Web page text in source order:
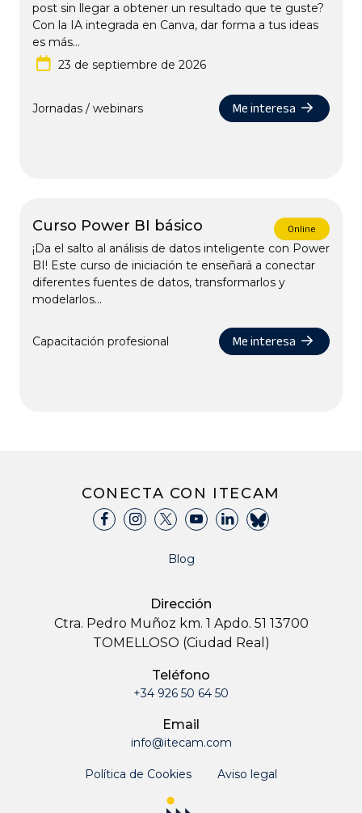
post sin llegar a obtener un resultado que te guste?
Con la IA integrada en Canva, dar forma a tus ideas
es más...
23 de septiembre de 2026
Jornadas / webinars Me interesa
Curso Power BI básico Online
¡Da el salto al análisis de datos inteligente con Power
BI! Este curso de iniciación te enseñará a conectar
diferentes fuentes de datos, transformarlos y
modelarlos...
Capacitación profesional Me interesa
CONECTA CON ITECAM
Blog
Dirección
Ctra. Pedro Muñoz km. 1 Apdo. 51 13700
TOMELLOSO (Ciudad Real)
Teléfono
+34 926 50 64 50
Email
info@itecam.com
Política de Cookies Aviso legal